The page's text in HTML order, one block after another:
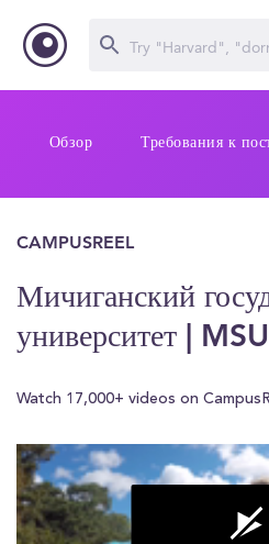
Обзор Требования к
CAMPUSREEL
Мичиганский
университет | MSU
Watch 17,000+ videos on